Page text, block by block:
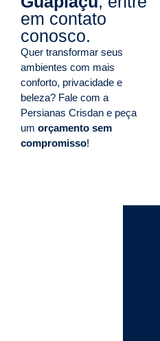
em contato
conosco.
Quer transformar seus
ambientes com mais
conforto, privacidade e
beleza? Fale com a
Persianas Crisdan e peça
um orçamento sem
compromisso!